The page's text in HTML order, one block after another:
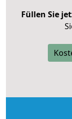
Füllen Sie